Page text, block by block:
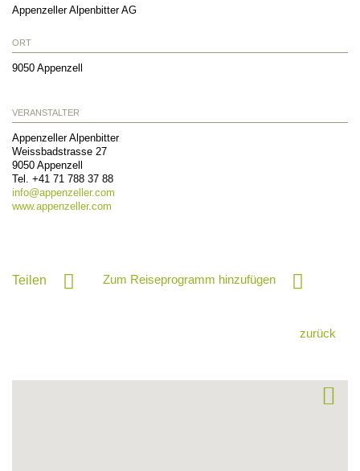
Appenzeller Alpenbitter AG
ORT
9050 Appenzell
VERANSTALTER
Appenzeller Alpenbitter
Weissbadstrasse 27
9050 Appenzell
Tel. +41 71 788 37 88
info@appenzeller.com
www.appenzeller.com
Teilen Zum Reiseprogramm hinzufügen
zurück